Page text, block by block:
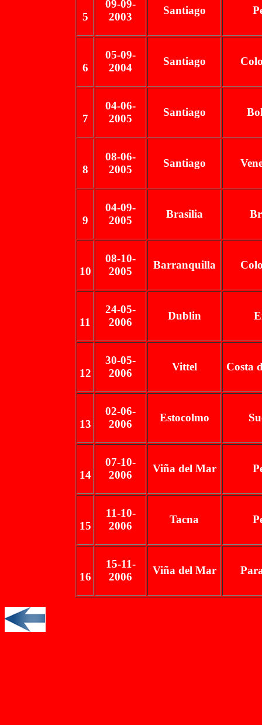
5
09-09-
2003
Santiago
6
05-09-
2004
Santiago
7
04-06-
2005
Santiago
8
08-06-
2005
Santiago
9
04-09-
2005
Brasilia
10
08-10-
2005
Barranquilla
11
24-05-
2006
Dublin
12
30-05-
2006
Vittel Costa
13
02-06-
2006
Estocolmo
14
07-10-
2006
Viña del Mar
15
11-10-
2006
Tacna
16
15-11-
2006
Viña del Mar